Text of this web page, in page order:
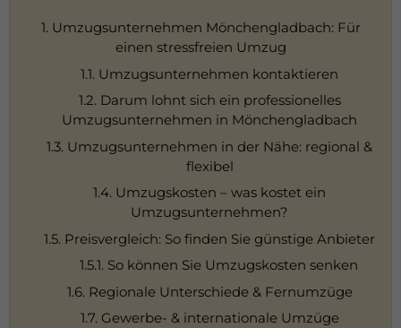
1. Umzugsunternehmen Mönchengladbach: Für
einen stressfreien Umzug
1.1. Umzugsunternehmen kontaktieren
1.2. Darum lohnt sich ein professionelles
Umzugsunternehmen in Mönchengladbach
1.3. Umzugsunternehmen in der Nähe: regional &
flexibel
1.4. Umzugskosten – was kostet ein
Umzugsunternehmen?
1.5. Preisvergleich: So finden Sie günstige Anbieter
1.5.1. So können Sie Umzugskosten senken
1.6. Regionale Unterschiede & Fernumzüge
1.7. Gewerbe- & internationale Umzüge